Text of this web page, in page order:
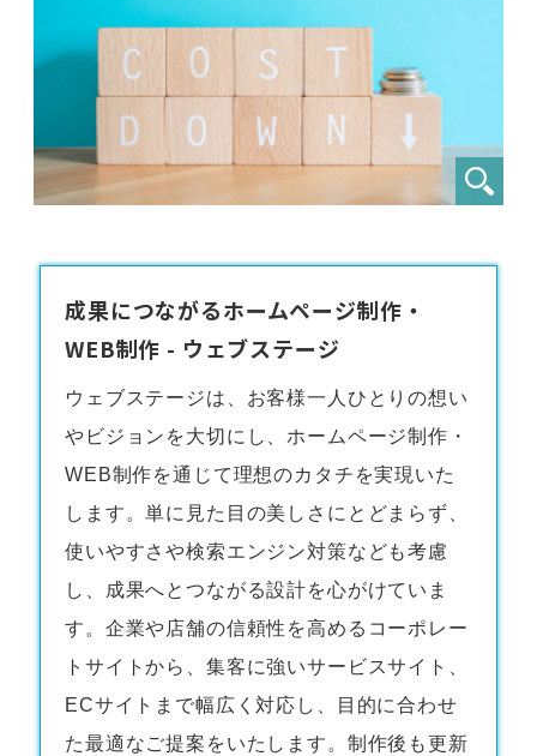
成果につながるホームページ制作・
WEB制作 - ウェブステージ
ウェブステージは、お客様一人ひとりの想い
やビジョンを大切にし、 ホームページ制作・
WEB制作を通じて理想のカタチを実現いた
します。単に見た目の美しさにとどまらず、
使いやすさや検索エンジン対策なども考慮
し、成果へとつながる設計を心がけていま
す。企業や店舗の信頼性を高めるコーポレー
トサイトから、集客に強いサービスサイト、
ECサイトまで幅広く対応し、目的に合わせ
た最適なご提案をいたします。制作後も更新